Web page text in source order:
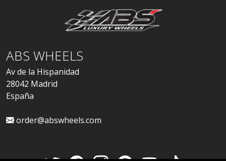
ABS WHEELS
Av de la Hispanidad
28042 Madrid
España
order@abswheels.com